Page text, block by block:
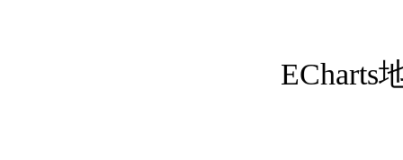
ECharts